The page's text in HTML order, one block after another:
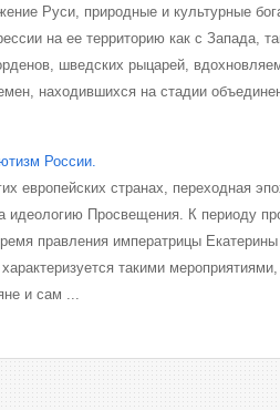
Руси, природные и куль­турные
на ее территорию как с Запада,
шведских рыцарей,
находившихся на стадии
России.
европейских странах, переходная
идеологию Просвещения. К периоду
правления императрицы
такими
и сам ...